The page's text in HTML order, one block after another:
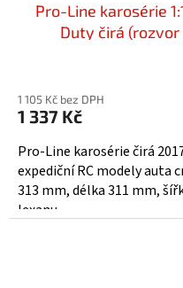
Pro-Line karosérie
Duty čirá (rozvor
1 105 Kč bez DPH
1 337 Kč
Pro-Line karosérie čirá
expediční RC modely auta
313 mm, délka 311 mm,
lexanu.